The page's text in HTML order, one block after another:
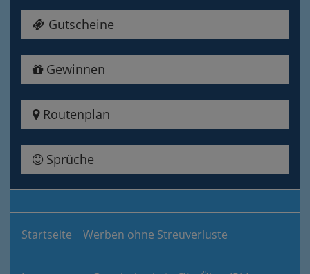
Gutscheine
Gewinnen
Routenplan
Sprüche
Startseite Werben ohne Streuverluste